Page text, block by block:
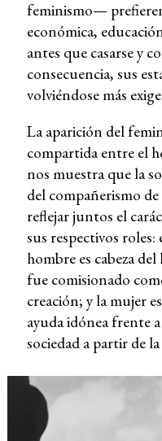
feminismo—
económica,
antes que casarse y
consecuencia, sus
volviéndose más
La aparición del
compartida entre el
nos muestra que la
del compañerismo
reflejar juntos el
sus respectivos
hombre es cabeza
fue comisionado
creación; y la mujer
ayuda idónea frente
sociedad a partir de